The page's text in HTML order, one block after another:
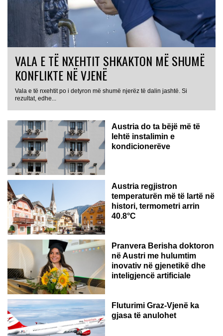
VALA E TË NXEHTIT SHKAKTON MË SHUMË
KONFLIKTE NË VJENË
Vala e të nxehtit po i detyron më shumë njerëz të dalin jashtë. Si
rezultat, edhe...
Austria do ta bëjë më të
lehtë instalimin e
kondicionerëve
Austria regjistron
temperaturën më të lartë në
histori, termometri arrin
40.8°C
AUSTRI
Pranvera Berisha doktoron
në Austri me hulumtim
inovativ në gjenetikë dhe
inteligjencë artificiale
Fluturimi Graz-Vjenë ka
gjasa të anulohet